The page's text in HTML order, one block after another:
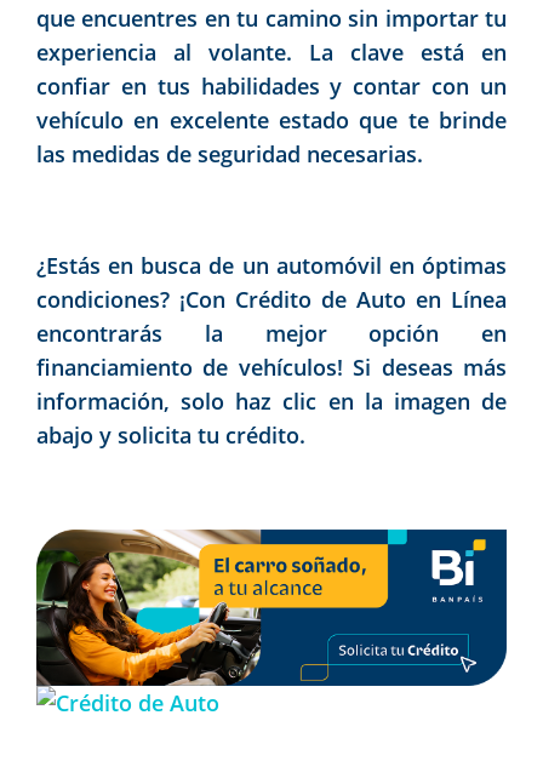
que encuentres en tu camino sin importar tu
experiencia al volante. La clave está en
confiar en tus habilidades y contar con un
vehículo en excelente estado que te brinde
las medidas de seguridad necesarias.
¿Estás en busca de un automóvil en óptimas
condiciones? ¡Con Crédito de Auto en Línea
encontrarás la mejor opción en
financiamiento de vehículos! Si deseas más
información, solo haz clic en la imagen de
abajo y solicita tu crédito.